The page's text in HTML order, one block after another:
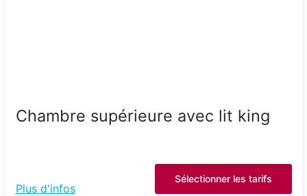
Chambre supérieure avec lit king
Plus d'infos
Sélectionner les tarifs